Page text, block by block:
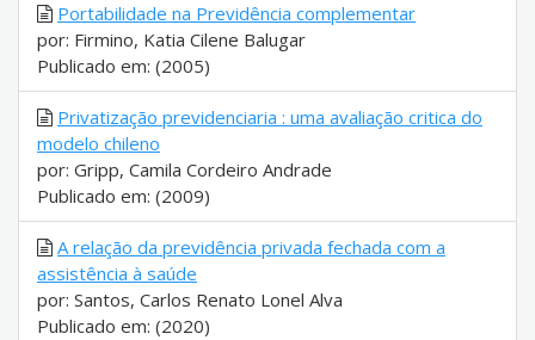
Portabilidade na Previdência complementar
por: Firmino, Katia Cilene Balugar
Publicado em: (2005)
Privatização previdenciaria : uma avaliação critica do
modelo chileno
por: Gripp, Camila Cordeiro Andrade
Publicado em: (2009)
A relação da previdência privada fechada com a
assistência à saúde
por: Santos, Carlos Renato Lonel Alva
Publicado em: (2020)